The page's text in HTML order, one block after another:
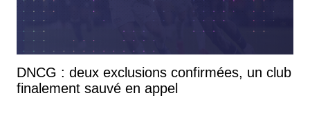
DNCG : deux exclusions confirmées, un club
finalement sauvé en appel